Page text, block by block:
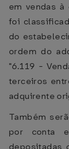
em vendas à
foi
do
ordem do
"6.119 -
terceiros
adquirente
Também
por conta
depositadas